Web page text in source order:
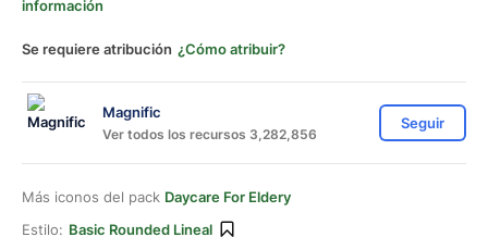
información
Se requiere atribución ¿Cómo atribuir?
Magnific
Ver todos los recursos 3,282,856
Seguir
Más iconos del pack Daycare For Eldery
Estilo: Basic Rounded Lineal